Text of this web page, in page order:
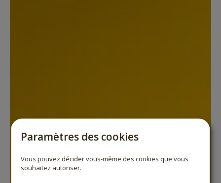
Paramètres des cookies
Vous pouvez décider vous-même des cookies que vous
souhaitez autoriser.